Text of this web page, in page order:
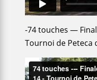
-74 touches —
Tournoi de Peteca